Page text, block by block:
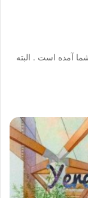
آمده است . البته